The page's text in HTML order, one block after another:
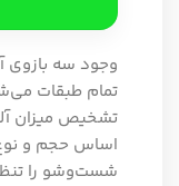
وجود سه بازوی
تمام طبقات
تشخیص میزان
اساس حجم و
شست‌وشو را